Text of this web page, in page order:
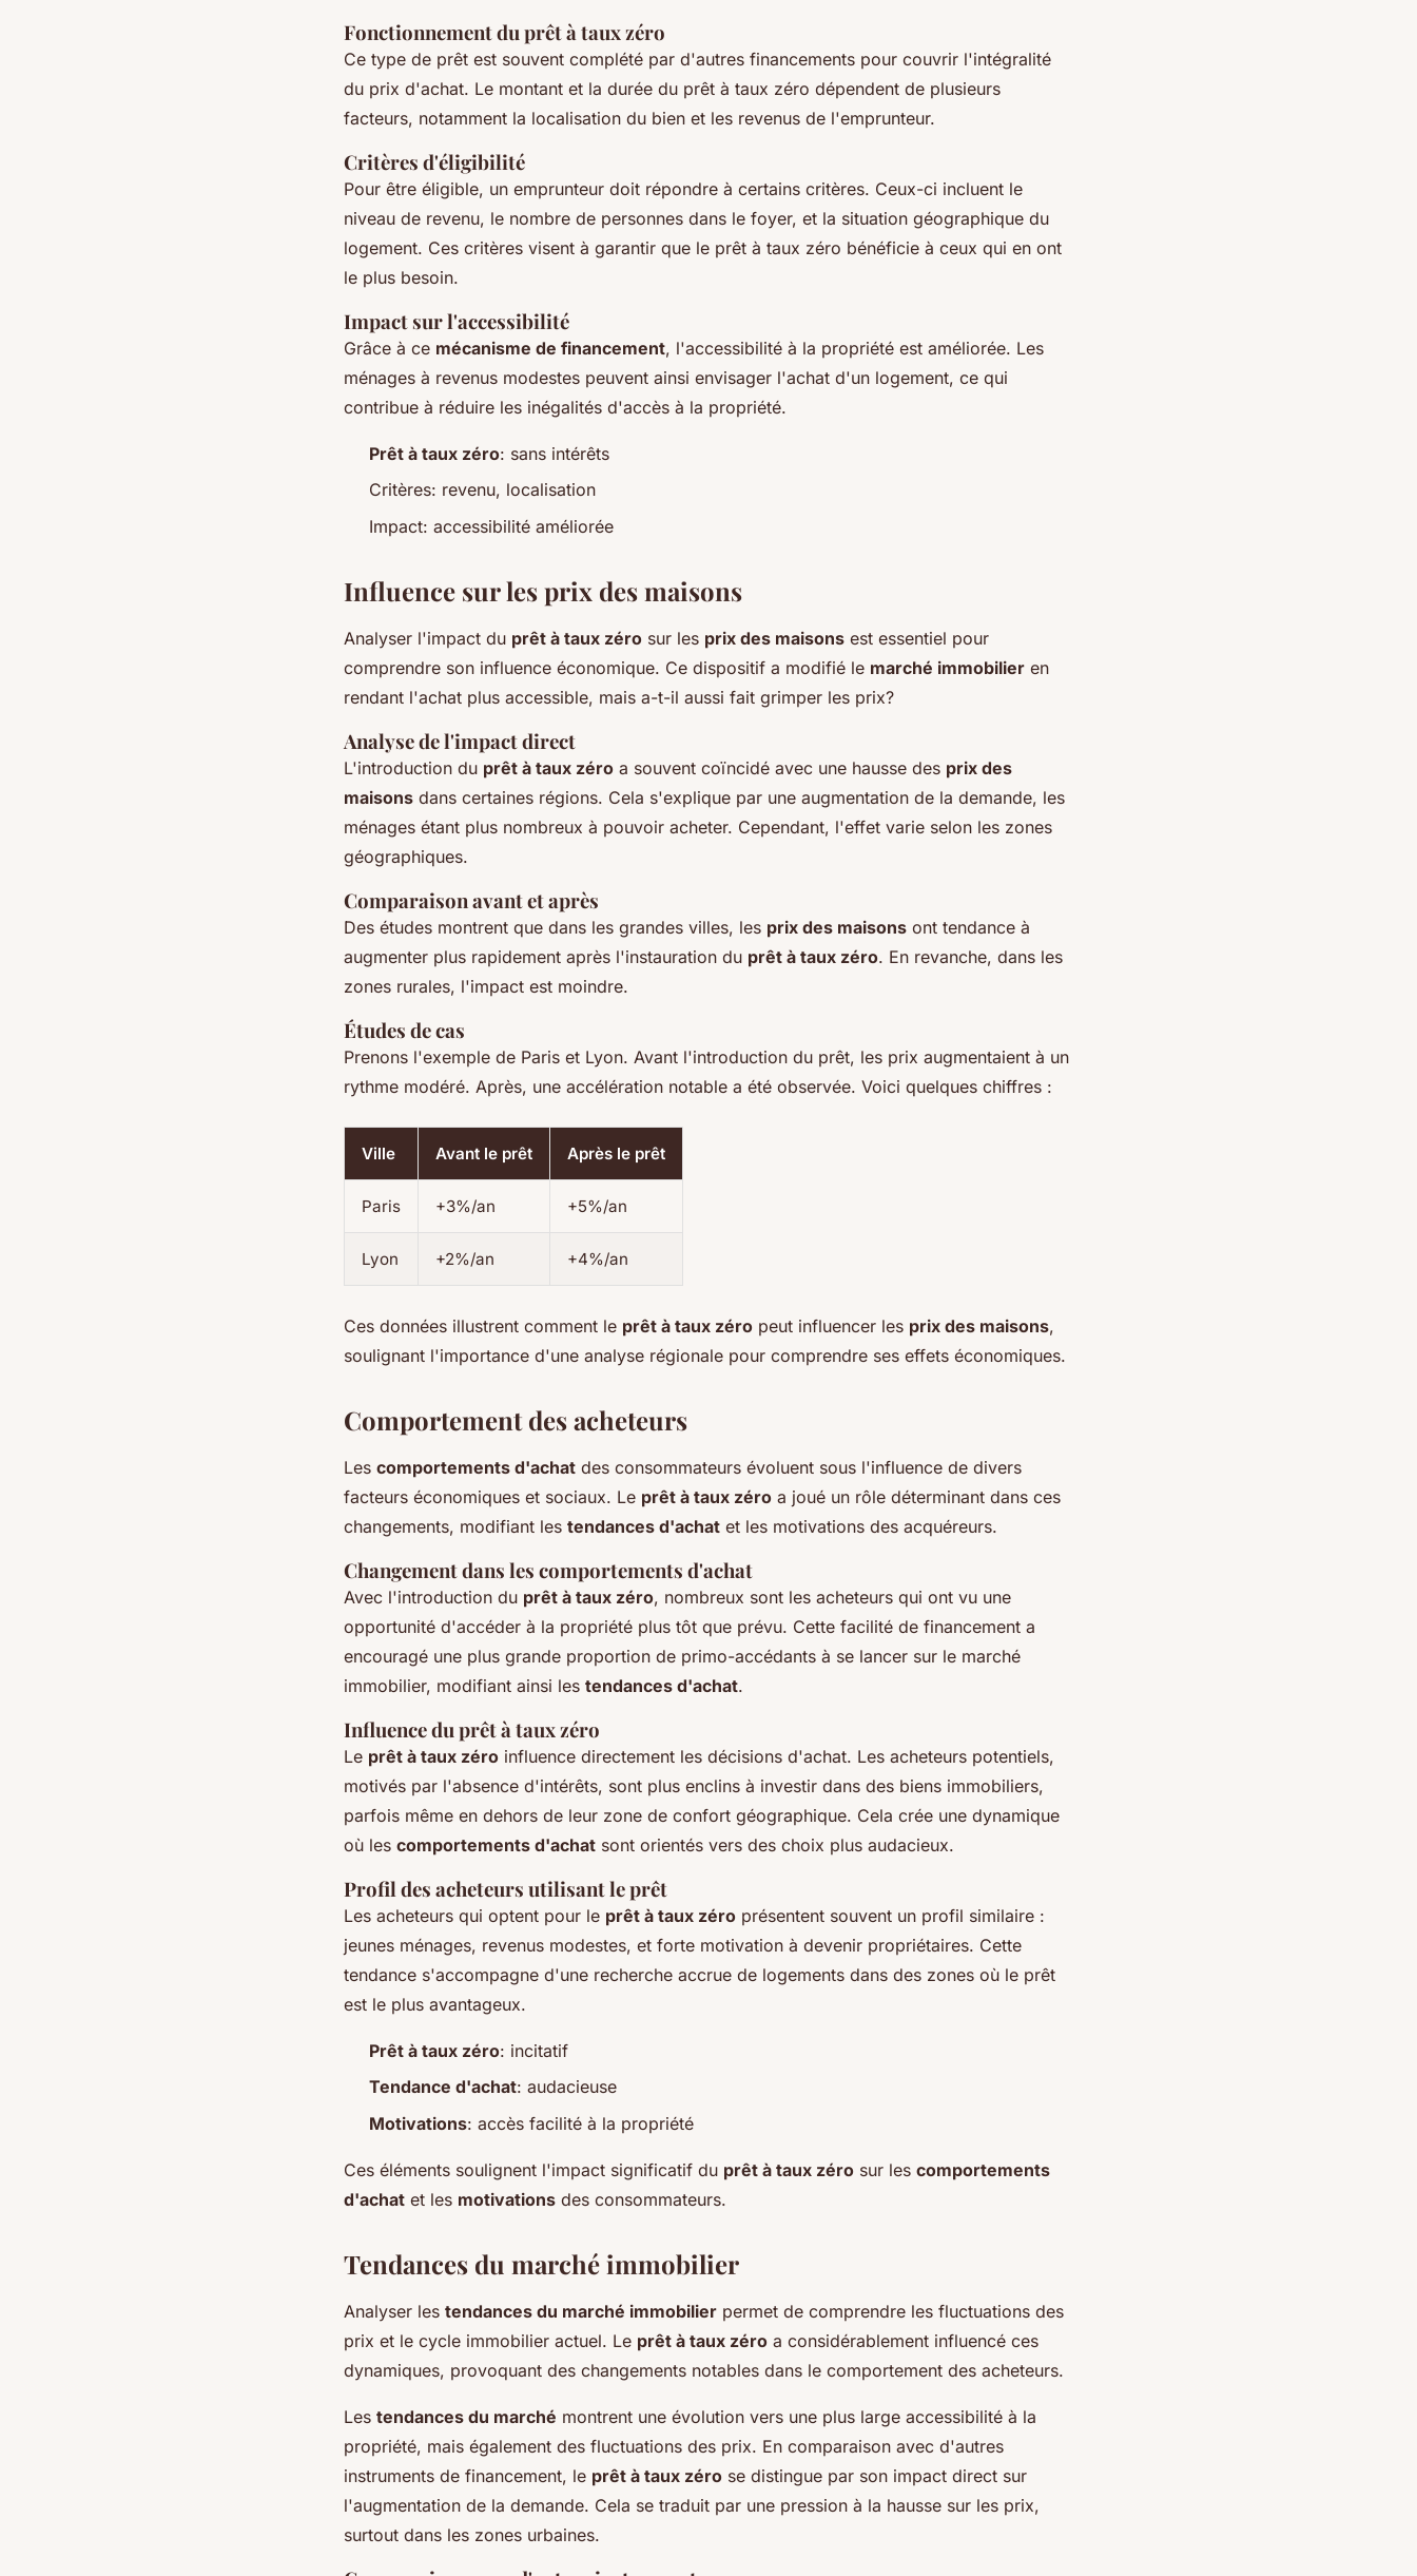
Fonctionnement du prêt à taux zéro
Ce type de prêt est souvent complété par d'autres financements pour couvrir l'intégralité
du prix d'achat. Le montant et la durée du prêt à taux zéro dépendent de plusieurs
facteurs, notamment la localisation du bien et les revenus de l'emprunteur.
Critères d'éligibilité
Pour être éligible, un emprunteur doit répondre à certains critères. Ceux-ci incluent le
niveau de revenu, le nombre de personnes dans le foyer, et la situation géographique du
logement. Ces critères visent à garantir que le prêt à taux zéro bénéficie à ceux qui en ont
le plus besoin.
Impact sur l'accessibilité
Grâce à ce mécanisme de financement, l'accessibilité à la propriété est améliorée. Les
ménages à revenus modestes peuvent ainsi envisager l'achat d'un logement, ce qui
contribue à réduire les inégalités d'accès à la propriété.
Prêt à taux zéro: sans intérêts
Critères: revenu, localisation
Impact: accessibilité améliorée
Influence sur les prix des maisons
Analyser l'impact du prêt à taux zéro sur les prix des maisons est essentiel pour
comprendre son influence économique. Ce dispositif a modifié le marché immobilier en
rendant l'achat plus accessible, mais a-t-il aussi fait grimper les prix?
Analyse de l'impact direct
L'introduction du prêt à taux zéro a souvent coïncidé avec une hausse des prix des
maisons dans certaines régions. Cela s'explique par une augmentation de la demande, les
ménages étant plus nombreux à pouvoir acheter. Cependant, l'effet varie selon les zones
géographiques.
Comparaison avant et après
Des études montrent que dans les grandes villes, les prix des maisons ont tendance à
augmenter plus rapidement après l'instauration du prêt à taux zéro. En revanche, dans les
zones rurales, l'impact est moindre.
Études de cas
Prenons l'exemple de Paris et Lyon. Avant l'introduction du prêt, les prix augmentaient à un
rythme modéré. Après, une accélération notable a été observée. Voici quelques chiffres :
Ville Avant le prêt Après le prêt
Paris +3%/an +5%/an
Lyon +2%/an +4%/an
Ces données illustrent comment le prêt à taux zéro peut influencer les prix des maisons,
soulignant l'importance d'une analyse régionale pour comprendre ses effets économiques.
Comportement des acheteurs
Les comportements d'achat des consommateurs évoluent sous l'influence de divers
facteurs économiques et sociaux. Le prêt à taux zéro a joué un rôle déterminant dans ces
changements, modifiant les tendances d'achat et les motivations des acquéreurs.
Changement dans les comportements d'achat
Avec l'introduction du prêt à taux zéro, nombreux sont les acheteurs qui ont vu une
opportunité d'accéder à la propriété plus tôt que prévu. Cette facilité de financement a
encouragé une plus grande proportion de primo-accédants à se lancer sur le marché
immobilier, modifiant ainsi les tendances d'achat.
Influence du prêt à taux zéro
Le prêt à taux zéro influence directement les décisions d'achat. Les acheteurs potentiels,
motivés par l'absence d'intérêts, sont plus enclins à investir dans des biens immobiliers,
parfois même en dehors de leur zone de confort géographique. Cela crée une dynamique
où les comportements d'achat sont orientés vers des choix plus audacieux.
Profil des acheteurs utilisant le prêt
Les acheteurs qui optent pour le prêt à taux zéro présentent souvent un profil similaire :
jeunes ménages, revenus modestes, et forte motivation à devenir propriétaires. Cette
tendance s'accompagne d'une recherche accrue de logements dans des zones où le prêt
est le plus avantageux.
Prêt à taux zéro: incitatif
Tendance d'achat: audacieuse
Motivations: accès facilité à la propriété
Ces éléments soulignent l'impact significatif du prêt à taux zéro sur les comportements
d'achat et les motivations des consommateurs.
Tendances du marché immobilier
Analyser les tendances du marché immobilier permet de comprendre les fluctuations des
prix et le cycle immobilier actuel. Le prêt à taux zéro a considérablement influencé ces
dynamiques, provoquant des changements notables dans le comportement des acheteurs.
Les tendances du marché montrent une évolution vers une plus large accessibilité à la
propriété, mais également des fluctuations des prix. En comparaison avec d'autres
instruments de financement, le prêt à taux zéro se distingue par son impact direct sur
l'augmentation de la demande. Cela se traduit par une pression à la hausse sur les prix,
surtout dans les zones urbaines.